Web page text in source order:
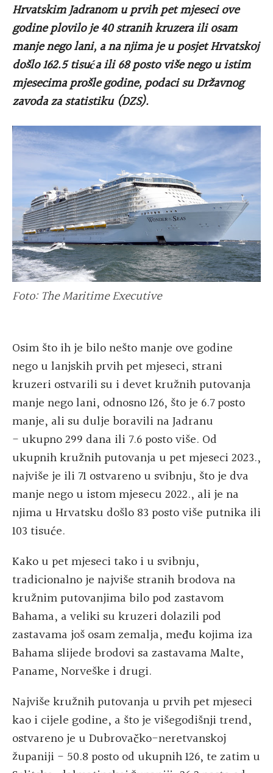
Hrvatskim Jadranom u prvih pet mjeseci ove
godine plovilo je 40 stranih kruzera ili osam
manje nego lani, a na njima je u posjet Hrvatskoj
došlo 162.5 tisuća ili 68 posto više nego u istim
mjesecima prošle godine, podaci su Državnog
zavoda za statistiku (DZS).
Foto: The Maritime Executive
Osim što ih je bilo nešto manje ove godine
nego u lanjskih prvih pet mjeseci, strani
kruzeri ostvarili su i devet kružnih putovanja
manje nego lani, odnosno 126, što je 6.7 posto
manje, ali su dulje boravili na Jadranu
- ukupno 299 dana ili 7.6 posto više. Od
ukupnih kružnih putovanja u pet mjeseci 2023.,
najviše je ili 71 ostvareno u svibnju, što je dva
manje nego u istom mjesecu 2022., ali je na
njima u Hrvatsku došlo 83 posto više putnika ili
103 tisuće.
Kako u pet mjeseci tako i u svibnju,
tradicionalno je najviše stranih brodova na
kružnim putovanjima bilo pod zastavom
Bahama, a veliki su kruzeri dolazili pod
zastavama još osam zemalja, među kojima iza
Bahama slijede brodovi sa zastavama Malte,
Paname, Norveške i drugi.
Najviše kružnih putovanja u prvih pet mjeseci
kao i cijele godine, a što je višegodišnji trend,
ostvareno je u Dubrovačko-neretvanskoj
županiji - 50.8 posto od ukupnih 126, te zatim u